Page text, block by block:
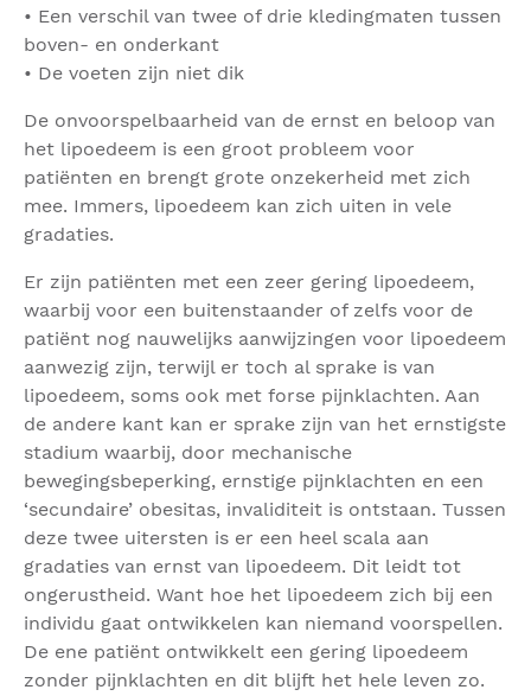
• Een verschil van twee of drie kledingmaten tussen
boven- en onderkant
• De voeten zijn niet dik
De onvoorspelbaarheid van de ernst en beloop van
het lipoedeem is een groot probleem voor
patiënten en brengt grote onzekerheid met zich
mee. Immers, lipoedeem kan zich uiten in vele
gradaties.
Er zijn patiënten met een zeer gering lipoedeem,
waarbij voor een buitenstaander of zelfs voor de
patiënt nog nauwelijks aanwijzingen voor lipoedeem
aanwezig zijn, terwijl er toch al sprake is van
lipoedeem, soms ook met forse pijnklachten. Aan
de andere kant kan er sprake zijn van het ernstigste
stadium waarbij, door mechanische
bewegingsbeperking, ernstige pijnklachten en een
‘secundaire’ obesitas, invaliditeit is ontstaan. Tussen
deze twee uitersten is er een heel scala aan
gradaties van ernst van lipoedeem. Dit leidt tot
ongerustheid. Want hoe het lipoedeem zich bij een
individu gaat ontwikkelen kan niemand voorspellen.
De ene patiënt ontwikkelt een gering lipoedeem
zonder pijnklachten en dit blijft het hele leven zo.